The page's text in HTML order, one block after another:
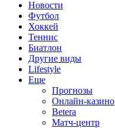
Новости
Футбол
Хоккей
Теннис
Биатлон
Другие виды
Lifestyle
Еще
Прогнозы
Онлайн-казино
Betera
Матч-центр